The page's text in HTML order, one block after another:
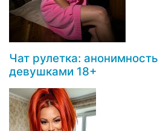
Чат рулетка:
девушками 18+